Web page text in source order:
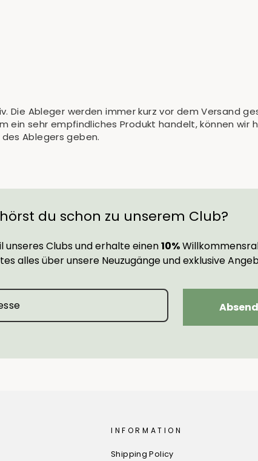
Die Ableger werden immer kurz vor dem Versand
ein sehr empfindliches Produkt handelt, können wir
Ablegers geben.
du schon zu unserem Club?
unseres Clubs und erhalte einen10%
alles über unsere Neuzugänge und exklusive
INFORMATION
Shipping Policy